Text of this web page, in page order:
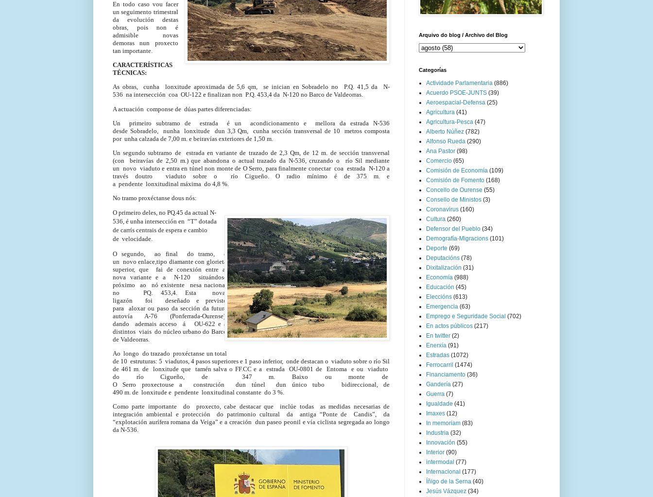
En todo caso vou facer
un seguimento trimestral
da evolución destas
obras, pois non é
admisible novas
demoras nun proxecto
tan importante.
CARACTERÍSTICAS
TÉCNICAS:
As obras, cunha lonxitude aproximada de 5,6 qm, se inician en Sobradelo no P.Q. 41,5 da N-
536 na intersección coa OU-122 e finalizan non P.Q. 453,4 da N-120 no Barco de Valdeorras.
A actuación componse de dúas partes diferenciadas:
Un primeiro subtramo de estrada é un acondicionamento e mellora da estrada N-536
desde Sobradelo, nunha lonxitude dun 3,3 Qm, cunha sección transversal de 10 metros composta
por unha calzada de 7,00 m. e beiravías exteriores de 1,50 m.
Un segundo subtramo de estrada en variante de trazado de 2,3 Qm, de 12 m. de sección transversal
(con beiravías de 2,50 m.) que abandona o actual trazado da N-536, cruzando o río Sil mediante
un novo viaduto e entra en túnel non monte de O Serro, para finalmente conectar coa estrada N-120 a
través doutro viaduto sobre o río Cigueño. O radio mínimo é de 375 m. e
a pendente lonxitudinal máxima do 4,8 %.
No tramo proxéctanse dous nós:
O primeiro deles, no PQ.45 da actual N-
536, é unha intersección en “T” dotada
de carrís centrais de espera e cambio
de velocidade.
O segundo, ao final do tramo, é
un novo enlace,tipo diamante con glorieta
superior, que fai de conexión entre a
nova variante e a N-120 situándose
próximo ao nó existente nesa nacional
no PQ. 453,4. Esta nova
ligazón foi deseñado e previsto
para aloxar ou paso da sección da futura
autovía A-76 (Ponferrada-Ourense),
dando ademais acceso á OU-622 e a
distintos viais do núcleo urbano do Barco
de Valdeorras.
Ao longo do trazado proxéctanse un total
de 10 estruturas: 5 viadutos, 4 pasos superiores e 1 paso inferior, onde destacan o viaduto sobre o río Sil
de 461 m. de lonxitude que tamén salva o FF.CC e a estrada OU-0801 de Entoma e ou viaduto
do río Cigueño, de 347 m. Baixo ou monte de
O Serro proxectouse a construción dun túnel dun único tubo bidireccional, de
490 m. de lonxitude e pendente lonxitudinal constante do 3 %.
Como parte importante do proxecto, cabe destacar que inclúe todas as medidas necesarias de
integración ambiental e protección do patrimonio cultural da antiga “Ponte de Candis”, da
“explotación aurífera romana da Veiga” e a creación dun paseo peonil e vía ciclista segregada ao longo
da N-536.
Arquivo do blog / Archivo del Blog
Categorías
Actividade Parlamentaria (886)
Acuerdo PSOE-JUNTS (39)
Aeroespacial-Defensa (25)
Agricultura (41)
Agricultura-Pesca (47)
Alberto Núñez (782)
Alfonso Rueda (290)
Ana Pastor (98)
Comercio (65)
Comisión de Economía (109)
Comisión de Fomento (168)
Concello de Ourense (55)
Consello de Ministos (3)
Coronavirus (160)
Cultura (260)
Defensor del Pueblo (34)
Demografía-Migracions (101)
Deporte (69)
Deputacións (78)
Dixitalización (31)
Economía (988)
Educación (45)
Eleccións (613)
Emergencia (63)
Emprego e Seguridade Social (702)
En actos públicos (217)
En twitter (2)
Enerxía (91)
Estradas (1072)
Ferrocarril (1474)
Financiamento (36)
Gandería (27)
Guerra (7)
Igualdade (41)
Imaxes (12)
In memoriam (83)
Industria (32)
Innovación (55)
Interior (90)
intermodal (77)
Internacional (177)
Íñigo de la Serna (40)
Jesús Vázquez (34)